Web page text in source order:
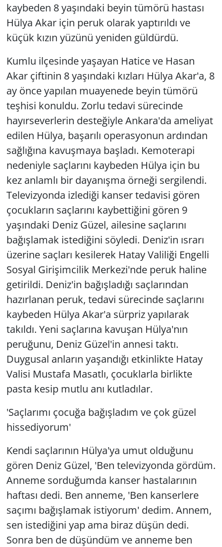
kaybeden 8 yaşındaki beyin tümörü hastası
Hülya Akar için peruk olarak yaptırıldı ve
küçük kızın yüzünü yeniden güldürdü.
Kumlu ilçesinde yaşayan Hatice ve Hasan
Akar çiftinin 8 yaşındaki kızları Hülya Akar'a, 8
ay önce yapılan muayenede beyin tümörü
teşhisi konuldu. Zorlu tedavi sürecinde
hayırseverlerin desteğiyle Ankara'da ameliyat
edilen Hülya, başarılı operasyonun ardından
sağlığına kavuşmaya başladı. Kemoterapi
nedeniyle saçlarını kaybeden Hülya için bu
kez anlamlı bir dayanışma örneği sergilendi.
Televizyonda izlediği kanser tedavisi gören
çocukların saçlarını kaybettiğini gören 9
yaşındaki Deniz Güzel, ailesine saçlarını
bağışlamak istediğini söyledi. Deniz'in ısrarı
üzerine saçları kesilerek Hatay Valiliği Engelli
Sosyal Girişimcilik Merkezi'nde peruk haline
getirildi. Deniz'in bağışladığı saçlarından
hazırlanan peruk, tedavi sürecinde saçlarını
kaybeden Hülya Akar'a sürpriz yapılarak
takıldı. Yeni saçlarına kavuşan Hülya'nın
peruğunu, Deniz Güzel'in annesi taktı.
Duygusal anların yaşandığı etkinlikte Hatay
Valisi Mustafa Masatlı, çocuklarla birlikte
pasta kesip mutlu anı kutladılar.
'Saçlarımı çocuğa bağışladım ve çok güzel
hissediyorum'
Kendi saçlarının Hülya'ya umut olduğunu
gören Deniz Güzel, 'Ben televizyonda gördüm.
Anneme sorduğumda kanser hastalarının
haftası dedi. Ben anneme, 'Ben kanserlere
saçımı bağışlamak istiyorum' dedim. Annem,
sen istediğini yap ama biraz düşün dedi.
Sonra ben de düşündüm ve anneme ben